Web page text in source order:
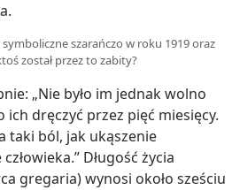
symboliczne szarańczo w roku 1919 oraz
został przez to zabity?
„Nie było im jednak wolno
ich dręczyć przez pięć miesięcy.
taki ból, jak ukąszenie
Długość życia
gregaria) wynosi około sześciu